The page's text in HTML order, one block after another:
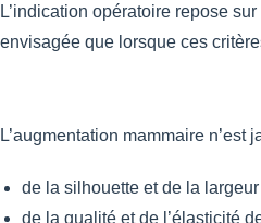
L’indication opératoire repose
envisagée que lorsque ces
L’augmentation mammaire
de la silhouette et de la
de la qualité et de l’élasticité